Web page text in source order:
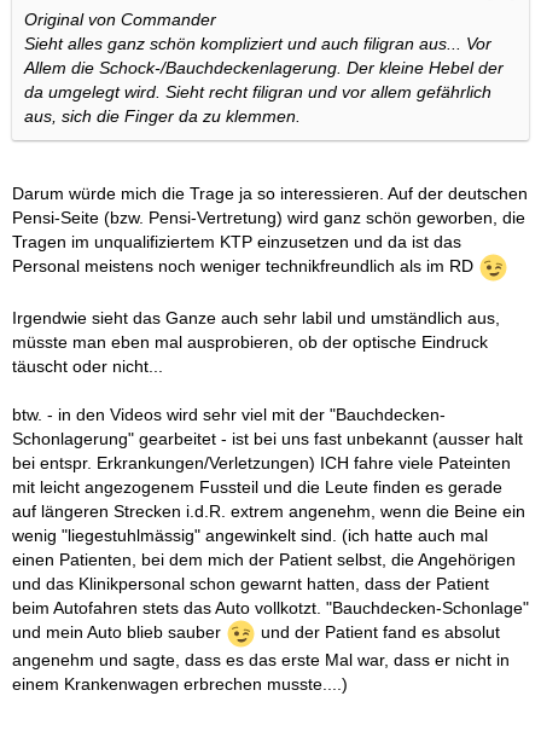
Original von Commander
Sieht alles ganz schön kompliziert und auch filigran aus... Vor
Allem die Schock-/Bauchdeckenlagerung. Der kleine Hebel der
da umgelegt wird. Sieht recht filigran und vor allem gefährlich
aus, sich die Finger da zu klemmen.
Darum würde mich die Trage ja so interessieren. Auf der deutschen
Pensi-Seite (bzw. Pensi-Vertretung) wird ganz schön geworben, die
Tragen im unqualifiziertem KTP einzusetzen und da ist das
Personal meistens noch weniger technikfreundlich als im RD
Irgendwie sieht das Ganze auch sehr labil und umständlich aus,
müsste man eben mal ausprobieren, ob der optische Eindruck
täuscht oder nicht...
btw. - in den Videos wird sehr viel mit der "Bauchdecken-
Schonlagerung" gearbeitet - ist bei uns fast unbekannt (ausser halt
bei entspr. Erkrankungen/Verletzungen) ICH fahre viele Pateinten
mit leicht angezogenem Fussteil und die Leute finden es gerade
auf längeren Strecken i.d.R. extrem angenehm, wenn die Beine ein
wenig "liegestuhlmässig" angewinkelt sind. (ich hatte auch mal
einen Patienten, bei dem mich der Patient selbst, die Angehörigen
und das Klinikpersonal schon gewarnt hatten, dass der Patient
beim Autofahren stets das Auto vollkotzt. "Bauchdecken-Schonlage"
und mein Auto blieb sauber
und der Patient fand es absolut
angenehm und sagte, dass es das erste Mal war, dass er nicht in
einem Krankenwagen erbrechen musste....)